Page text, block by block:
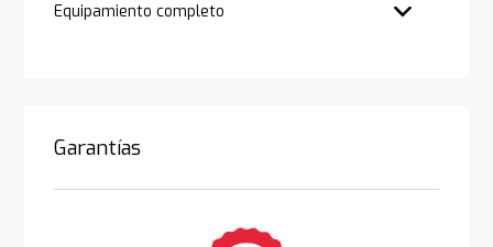
Equipamiento completo
Garantías